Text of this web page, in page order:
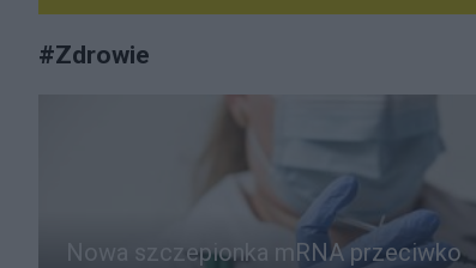
#Zdrowie
Nowa szczepionka mRNA przeciwko